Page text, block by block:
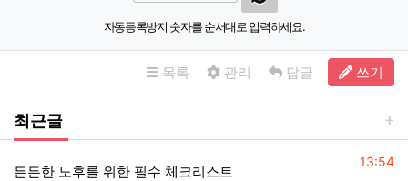
자동등록방지 숫자를 순서대로 입력하세요.
목록 관리 답글 쓰기
최근글
등록일
13:54
든든한 노후를 위한 필수 체크리스트